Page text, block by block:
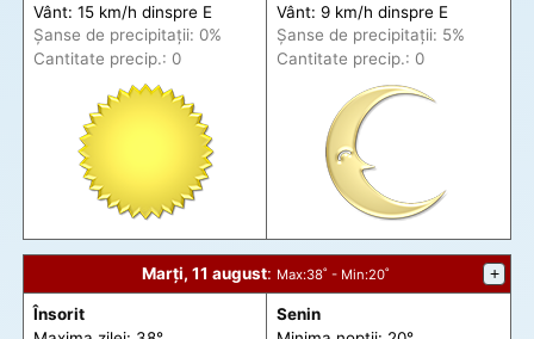
Vânt: 15 km/h dinspre E
Șanse de precipitații: 0%
Cantitate precip.: 0
Vânt: 9 km/h dinspre E
Șanse de precipitații: 5%
Cantitate precip.: 0
Marți, 11 august: Max:38˚ - Min:20˚ +
Însorit
Senin